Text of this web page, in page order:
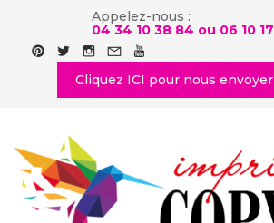
Appelez-nous :
04 34 10 38 84 ou 06 10
Cliquez ICI pour nous